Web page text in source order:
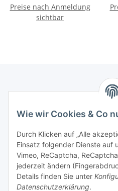
Wie wir Cookies & Co
Durch Klicken auf „Alle
Einsatz folgender Dienste auf
Vimeo, ReCaptcha,
jederzeit ändern
Details finden Sie unter
Datenschutzerklärung.
D 10,00 cm, Eisen
Preise nach Anmeldung
sichtbar
Marmey Aktionswaren
Markus Meyer
Fritz-Wallis-Str. 13
28832 Achim
Telefon: +4915142420171
E-Mail: verkauf@marmey-